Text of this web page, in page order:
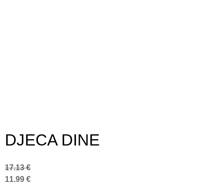
DJECA DINE
11.99 €
17.13€